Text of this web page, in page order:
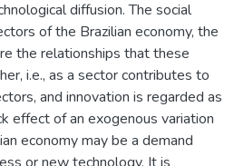
diffusion. The social
of the Brazilian economy, the
the relationships that these
i.e., as a sector contributes to
and innovation is regarded as
effect of an exogenous variation
economy may be a demand